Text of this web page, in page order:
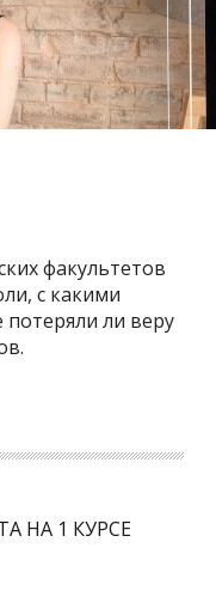
факультетов
с какими
потеряли ли веру
НА 1 КУРСЕ